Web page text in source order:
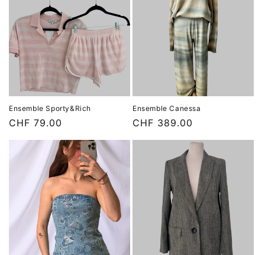
Ensemble Sporty&Rich
Prix
habituel
CHF 79.00
Ensemble Canessa
Prix
habituel
CHF 389.00